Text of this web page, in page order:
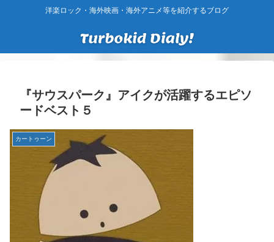
洋楽ロック・海外映画・海外アニメ等を紹介するブログ
『サウスパーク』アイクが活躍するエピソ
ードベスト５
カートゥーン